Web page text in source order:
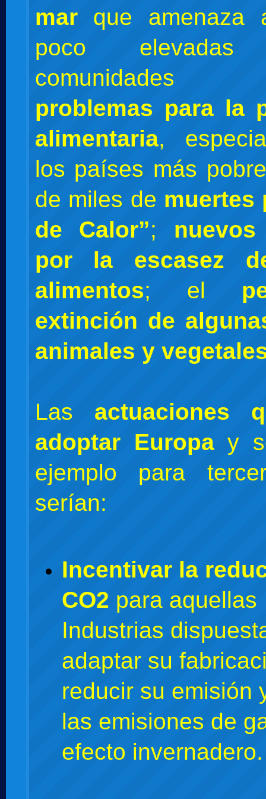
mar que amenaza
poco
comunidades
problemas para la
alimentaria,
los países más
de miles de muertes
de Calor”;
por la escasez
alimentos; el
extinción de
animales y
Las actuaciones
adoptar Europay
ejemplo para
serían:
Incentivar la
CO2 para aquellas
Industrias
adaptar su
reducir su emisión
las emisiones de
efecto invernadero.